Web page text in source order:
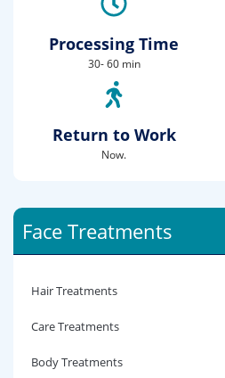
Processing Time
30- 60 min
Return to Work
Now.
Face Treatments
Hair Treatments
Care Treatments
Body Treatments